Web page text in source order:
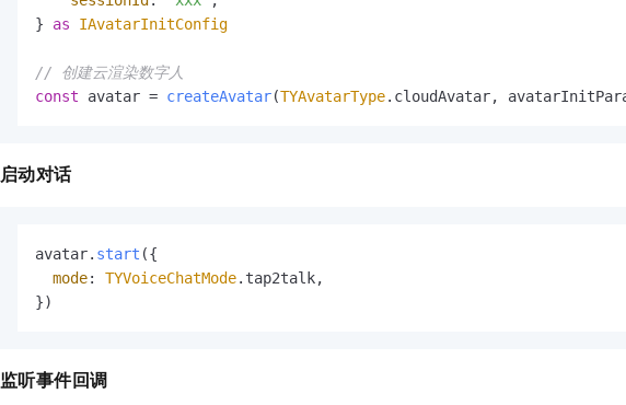
} as IAvatarInitConfig
// 创建云渲染数字人
const avatar = createAvatar(TYAvatarType. cloudAvatar
启动对话
avatar. start ({
mode: TYVoiceChatMode. tap2talk,
})
监听事件回调